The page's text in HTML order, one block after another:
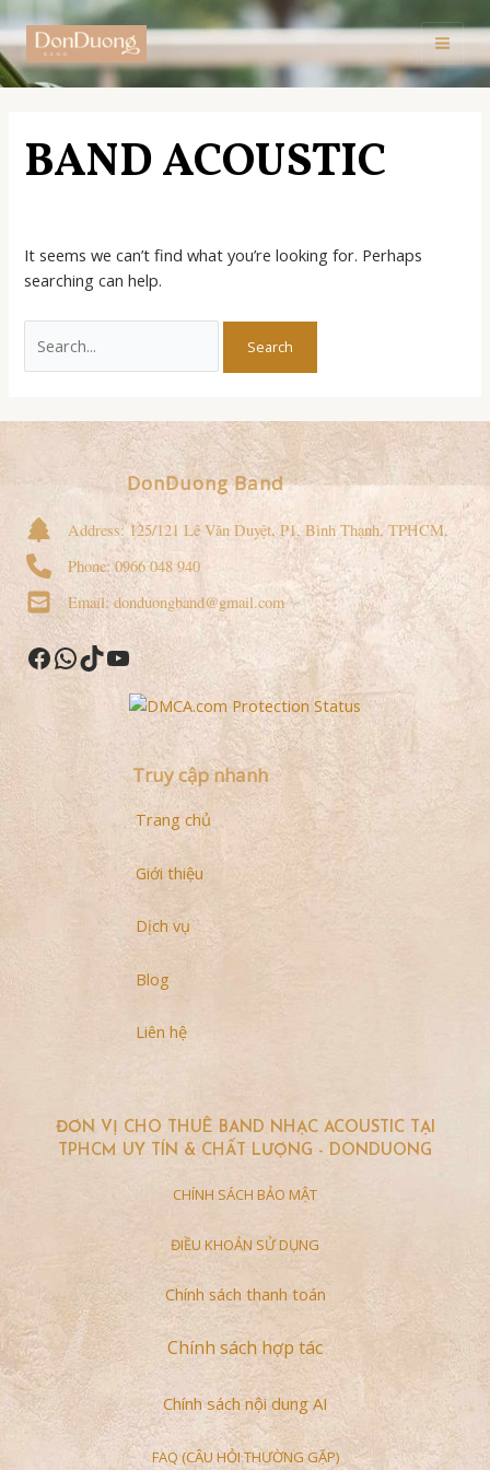
to
content
Main
BAND ACOUSTIC
It seems we can’t find what you’re looking for. Perhaps
searching can help.
for:
DonDuong Band
Address: 125/121 Lê Văn Duyệt, P1, Bình Thạnh, TPHCM.
Phone: 0966 048 940
Email: donduongband@gmail.com
Facebook
WhatsApp
TikTok
YouTube
Truy cập nhanh
Trang chủ
Giới thiệu
Dịch vụ
Blog
Liên hệ
ĐƠN VỊ CHO THUÊ BAND NHẠC ACOUSTIC TẠI
TPHCM UY TÍN & CHẤT LƯỢNG - DONDUONG
CHÍNH SÁCH BẢO MẬT
ĐIỀU KHOẢN SỬ DỤNG
Chính sách thanh toán
Chính sách hợp tác
Chính sách nội dung AI
FAQ (CÂU HỎI THƯỜNG GẶP)